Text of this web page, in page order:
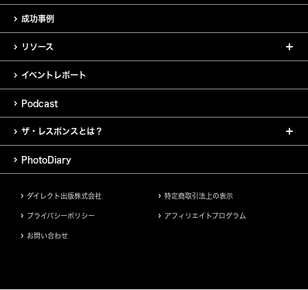
成功事例
リソース
イベントレポート
Podcast
ザ・レスポンスとは？
PhotoDiary
ダイレクト出版株式会社 特定商取引法上の表示
プライバシーポリシー アフィリエイトプログラム
お問い合わせ